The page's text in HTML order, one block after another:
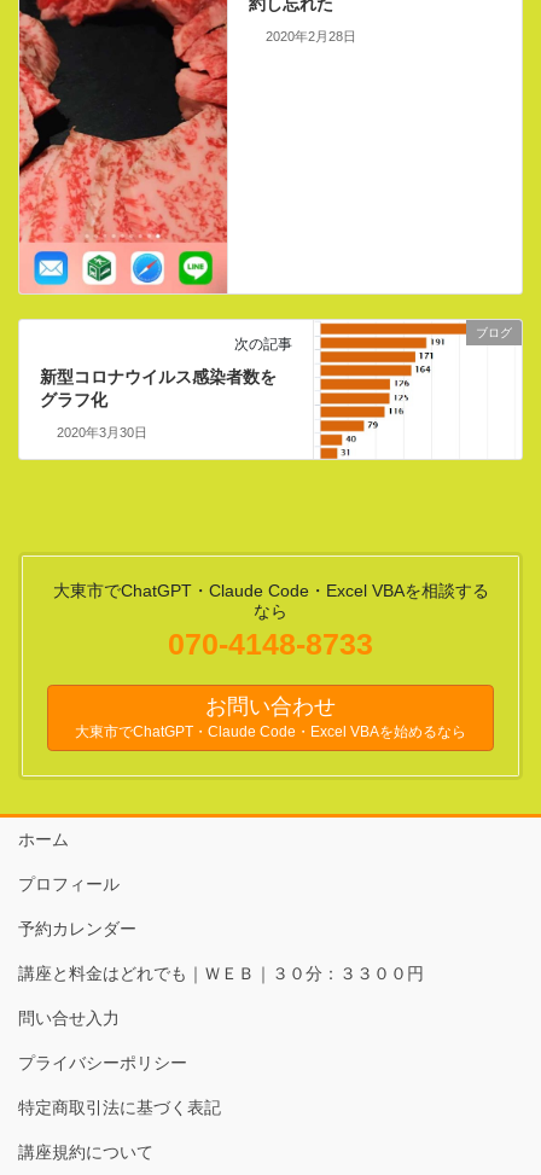
約し忘れた
2020年2月28日
ブログ
次の記事
新型コロナウイルス感染者数を
グラフ化
2020年3月30日
大東市でChatGPT・Claude Code・Excel VBAを相談する
なら
070-4148-8733
お問い合わせ
大東市でChatGPT・Claude Code・Excel VBAを始めるなら
ホーム
プロフィール
予約カレンダー
講座と料金はどれでも｜ＷＥＢ｜３０分：３３００円
問い合せ入力
プライバシーポリシー
特定商取引法に基づく表記
講座規約について